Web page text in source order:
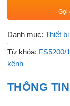
Gọi
Danh mục: Thiết
Từ khóa: FS5200/
kênh
THÔNG